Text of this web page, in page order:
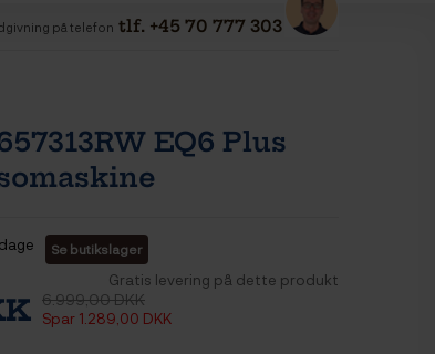
på telefon tlf. +45 70 777 303
EQ6 Plus
Se butikslager
Gratis levering på dette produkt
6.999,00 DKK
Spar 1.289,00 DKK